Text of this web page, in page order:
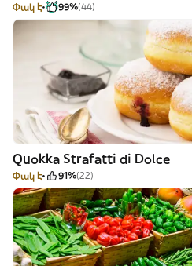
Փակ է 99%(44)
Quokka Strafatti di Dolce
Փակ է 91%(22)